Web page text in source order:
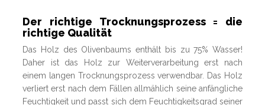
Der richtige Trocknungsprozess = die
richtige Qualität
Das Holz des Olivenbaums enthält bis zu 75% Wasser!
Daher ist das Holz zur Weiterverarbeitung erst nach
einem langen Trocknungsprozess verwendbar. Das Holz
verliert erst nach dem Fällen allmählich seine anfängliche
Feuchtigkeit und passt sich dem Feuchtigkeitsgrad seiner